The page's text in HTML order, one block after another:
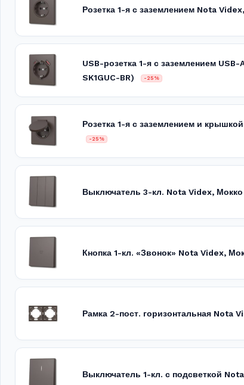
Розетка 1-я с заземлением Nota
USB-розетка 1-я с заземлением
SK1GUC-BR)
-25%
Розетка 1-я с заземлением и
-25%
Выключатель 3-кл. Nota Videx,
Кнопка 1-кл. «Звонок» Nota Videx,
Рамка 2-пост. горизонтальная Nota
Выключатель 1-кл. с подсветкой